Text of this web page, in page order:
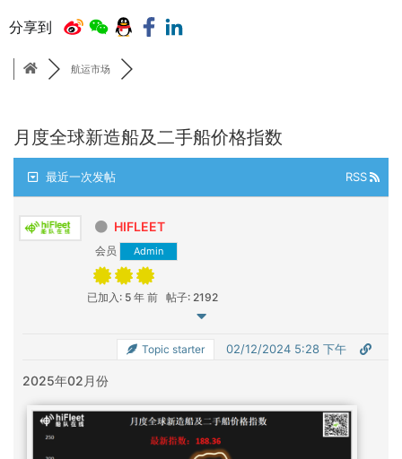
分享到
航运市场
月度全球新造船及二手船价格指数
最近一次发帖 RSS
HIFLEET
会员 Admin
已加入: 5 年 前 帖子: 2192
Topic starter 02/12/2024 5:28 下午
2025年02月份